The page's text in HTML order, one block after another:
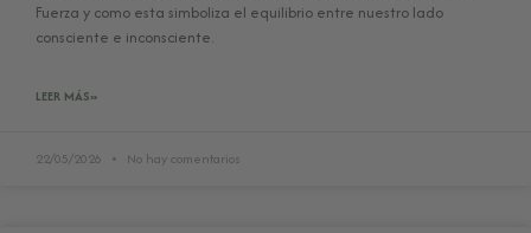
Fuerza y como esta simboliza el equilibrio entre nuestro lado
consciente e inconsciente.
LEER MÁS»
22/05/2026 No hay comentarios